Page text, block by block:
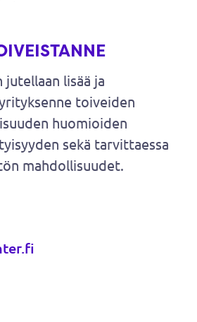
lisää ja
toiveiden
huomioiden
sekä tarvittaessa
mahdollisuudet.